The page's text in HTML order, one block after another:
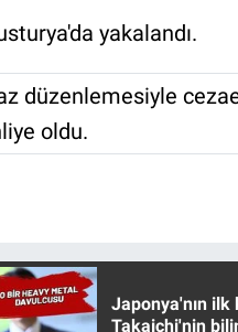
yakalandı.
düzenlemesiyle
oldu.
Japonya'nın ilk
Takaichi'nin